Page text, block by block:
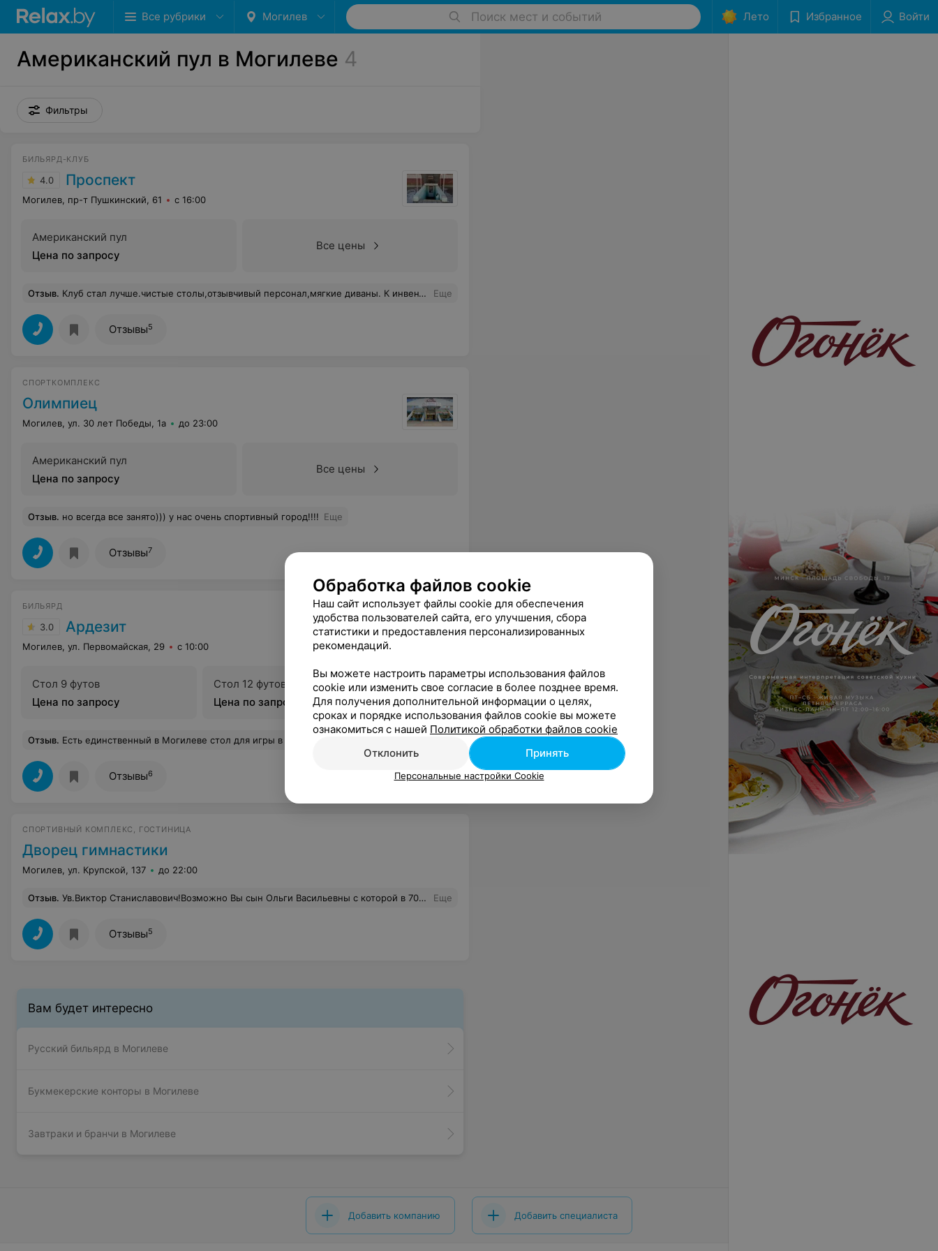
Все рубрики Могилев Поиск мест и событий Лето Избранное Войти
Американский пул в Могилеве 4
Фильтры
БИЛЬЯРД-КЛУБ
4.0 Проспект
Могилев, пр-т Пушкинский, 61 с 16:00
Американский пул
Цена по запросу
Все цены
Отзыв. Клуб стал лучше.чистые столы,отзывчивый персонал,мягкие диваны. К инвентарю вопросов нет. Рекомендую для отдыха а так же для повышения уровня игры! Еще
Отзывы5
СПОРТКОМПЛЕКС
Олимпиец
Могилев, ул. 30 лет Победы, 1а до 23:00
Американский пул
Цена по запросу
Все цены
Отзыв. но всегда все занято))) у нас очень спортивный город!!!! Еще
Отзывы7
БИЛЬЯРД
3.0 Ардезит
Могилев, ул. Первомайская, 29 с 10:00
Стол 9 футов
Цена по запросу
Стол 12 футов
Цена по запросу
Все цены
Отзыв. Есть единственный в Могилеве стол для игры в английский бильярд("снукер"). Хотя может быть и еще где такие столы есть.
Отзывы6
СПОРТИВНЫЙ КОМПЛЕКС, ГОСТИНИЦА
Дворец гимнастики
Могилев, ул. Крупской, 137 до 22:00
Отзыв. Ув.Виктор Станиславович!Возможно Вы сын Ольги Васильевны с которой в 70-е я работала в г.Шклове.20 лет назад связь утерена т.к. О.В. переехала в г.Могилев и проживала по ул.Мовчанского.Буду рада если Вы откликнитесь!Спасибо!Контактный телефон 80295286385.Каравацкая Галина Николаевна Еще
Отзывы5
Вам будет интересно
Русский бильярд в Могилеве
Букмекерские конторы в Могилеве
Завтраки и бранчи в Могилеве
Добавить компанию Добавить специалиста
Обработка файлов cookie
Наш сайт использует файлы cookie для обеспечения
удобства пользователей сайта, его улучшения, сбора
статистики и предоставления персонализированных
рекомендаций.
Вы можете настроить параметры использования файлов
cookie или изменить свое согласие в более позднее время.
Для получения дополнительной информации о целях,
сроках и порядке использования файлов cookie вы можете
ознакомиться с нашей Политикой обработки файлов cookie
Отклонить
Принять
Персональные настройки Cookie